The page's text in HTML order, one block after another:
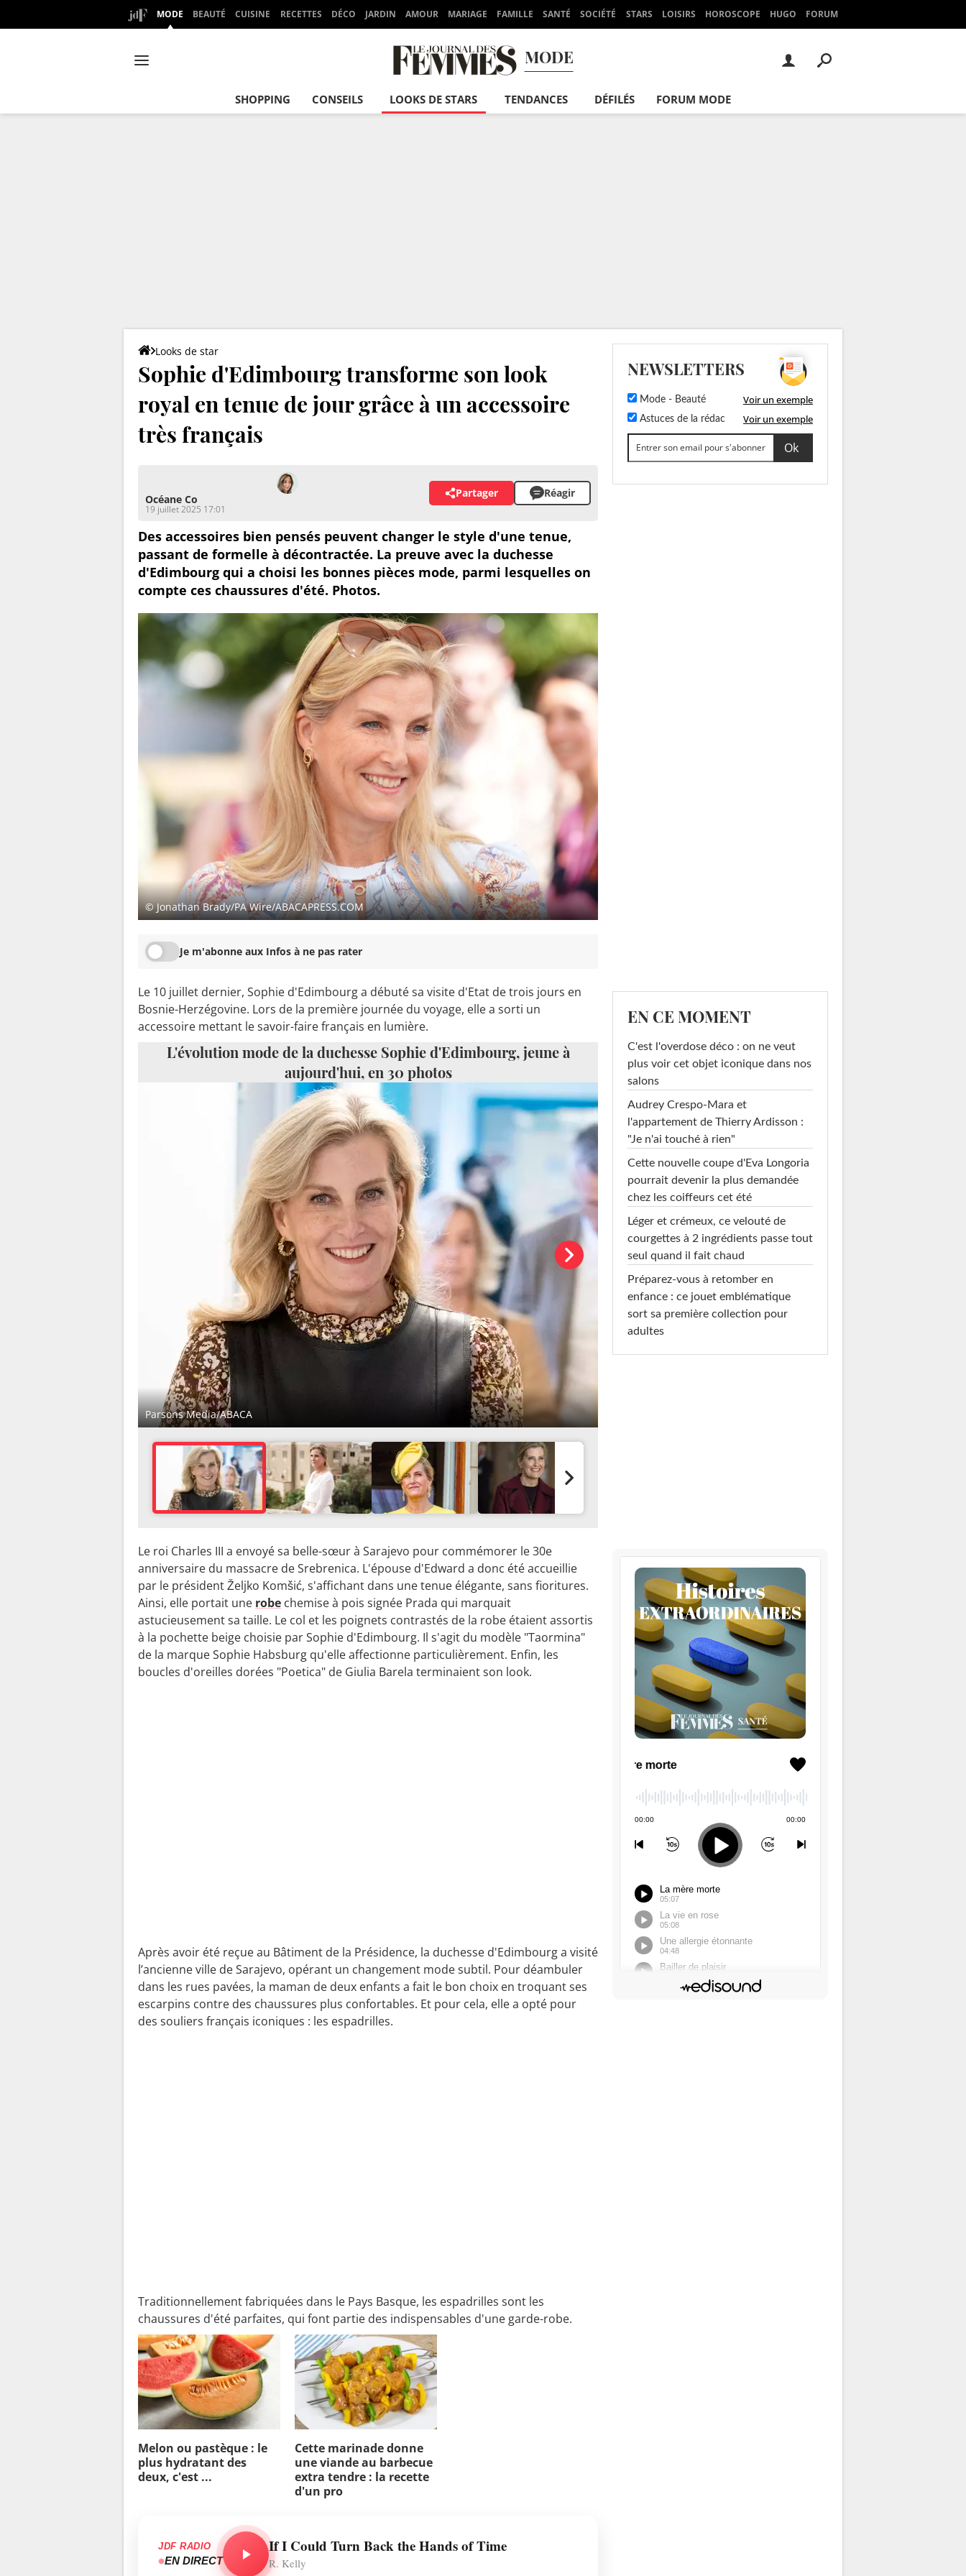
MODE BEAUTÉ CUISINE RECETTES DÉCO JARDIN AMOUR MARIAGE FAMILLE SANTÉ SOCIÉTÉ STARS LOISIRS HOROSCOPE HUGO FORUM
MODE
SHOPPING CONSEILS LOOKS DE STARS TENDANCES DÉFILÉS FORUM MODE
Looks de star
Sophie d'Edimbourg transforme son look
royal en tenue de jour grâce à un accessoire
très français
Océane Co
19 juillet 2025 17:01
Partager Réagir
Des accessoires bien pensés peuvent changer le style d'une tenue,
passant de formelle à décontractée. La preuve avec la duchesse
d'Edimbourg qui a choisi les bonnes pièces mode, parmi lesquelles on
compte ces chaussures d'été. Photos.
© Jonathan Brady/PA Wire/ABACAPRESS.COM
Je m'abonne aux Infos à ne pas rater
Le 10 juillet dernier, Sophie d'Edimbourg a débuté sa visite d'Etat de trois jours en
Bosnie-Herzégovine. Lors de la première journée du voyage, elle a sorti un
accessoire mettant le savoir-faire français en lumière.
L'évolution mode de la duchesse Sophie d'Edimbourg, jeune à
aujourd'hui, en 30 photos
Parsons Media/ABACA
Le roi Charles III a envoyé sa belle-sœur à Sarajevo pour commémorer le 30e
anniversaire du massacre de Srebrenica. L'épouse d'Edward a donc été accueillie
par le président Željko Komšić, s'affichant dans une tenue élégante, sans fioritures.
Ainsi, elle portait une robe chemise à pois signée Prada qui marquait
astucieusement sa taille. Le col et les poignets contrastés de la robe étaient assortis
à la pochette beige choisie par Sophie d'Edimbourg. Il s'agit du modèle "Taormina"
de la marque Sophie Habsburg qu'elle affectionne particulièrement. Enfin, les
boucles d'oreilles dorées "Poetica" de Giulia Barela terminaient son look.
Après avoir été reçue au Bâtiment de la Présidence, la duchesse d'Edimbourg a visité
l’ancienne ville de Sarajevo, opérant un changement mode subtil. Pour déambuler
dans les rues pavées, la maman de deux enfants a fait le bon choix en troquant ses
escarpins contre des chaussures plus confortables. Et pour cela, elle a opté pour
des souliers français iconiques : les espadrilles.
Traditionnellement fabriquées dans le Pays Basque, les espadrilles sont les
chaussures d'été parfaites, qui font partie des indispensables d'une garde-robe.
Melon ou pastèque : le
plus hydratant des
deux, c'est ...
Cette marinade donne
une viande au barbecue
extra tendre : la recette
d'un pro
JDF RADIO
EN DIRECT
If I Could Turn Back the Hands of Time
R. Kelly
NEWSLETTERS
Mode - Beauté Voir un exemple
Astuces de la rédac Voir un exemple
EN CE MOMENT
C'est l'overdose déco : on ne veut
plus voir cet objet iconique dans nos
salons
Audrey Crespo-Mara et
l'appartement de Thierry Ardisson :
"Je n'ai touché à rien"
Cette nouvelle coupe d'Eva Longoria
pourrait devenir la plus demandée
chez les coiffeurs cet été
Léger et crémeux, ce velouté de
courgettes à 2 ingrédients passe tout
seul quand il fait chaud
Préparez-vous à retomber en
enfance : ce jouet emblématique
sort sa première collection pour
adultes